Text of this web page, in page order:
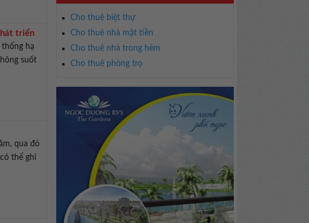
triển
thống hạ
suốt
qua đó
thể ghi
Cho thuê biệt thự
Cho thuê nhà mặt tiền
Cho thuê nhà trong hẻm
Cho thuê phòng trọ